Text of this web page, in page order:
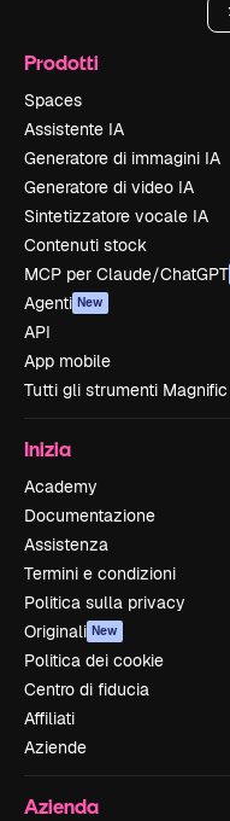
Prodotti
Spaces
Assistente IA
Generatore di immagini IA
Generatore di video IA
Sintetizzatore vocale IA
Contenuti stock
MCP per Claude/ChatGPT
Agenti New
API
App mobile
Tutti gli strumenti Magnific
Inizia
Academy
Documentazione
Assistenza
Termini e condizioni
Politica sulla privacy
Originali New
Politica dei cookie
Centro di fiducia
Affiliati
Aziende
Azienda